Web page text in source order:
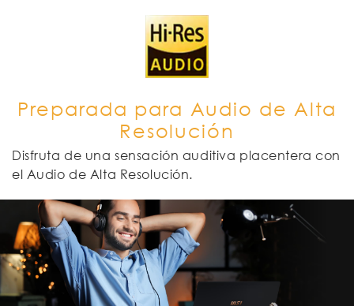
Preparada para Audio de Alta
Resolución
Disfruta de una sensación auditiva placentera con
el Audio de Alta Resolución.